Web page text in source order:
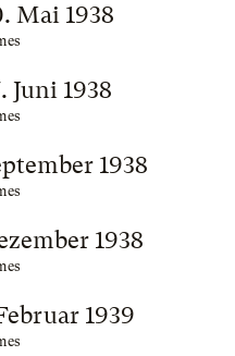
Mai 1938
Juni 1938
1938
1938
1939